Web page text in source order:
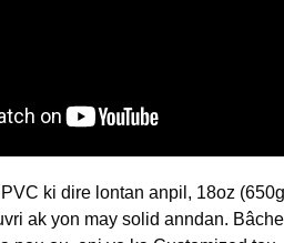
ki dire lontan anpil, 18oz
ak yon may solid anndan.